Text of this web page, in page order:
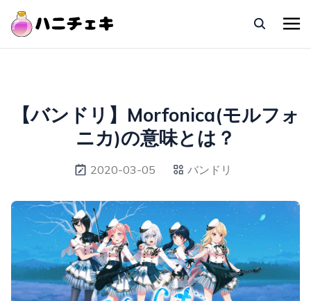
【バンドリ】Morfonica(モルフォ
ニカ)の意味とは？
2020-03-05 バンドリ